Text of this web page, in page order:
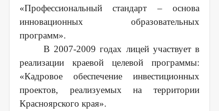
«Профессиональный стандарт – основа
инновационных образовательных
программ».
В 2007-2009 годах лицей участвует в
реализации краевой целевой программы:
«Кадровое обеспечение инвестиционных
проектов, реализуемых на территории
Красноярского края».